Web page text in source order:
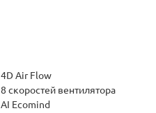
4D Air Flow
8 скоростей вентилятора
AI Ecomind